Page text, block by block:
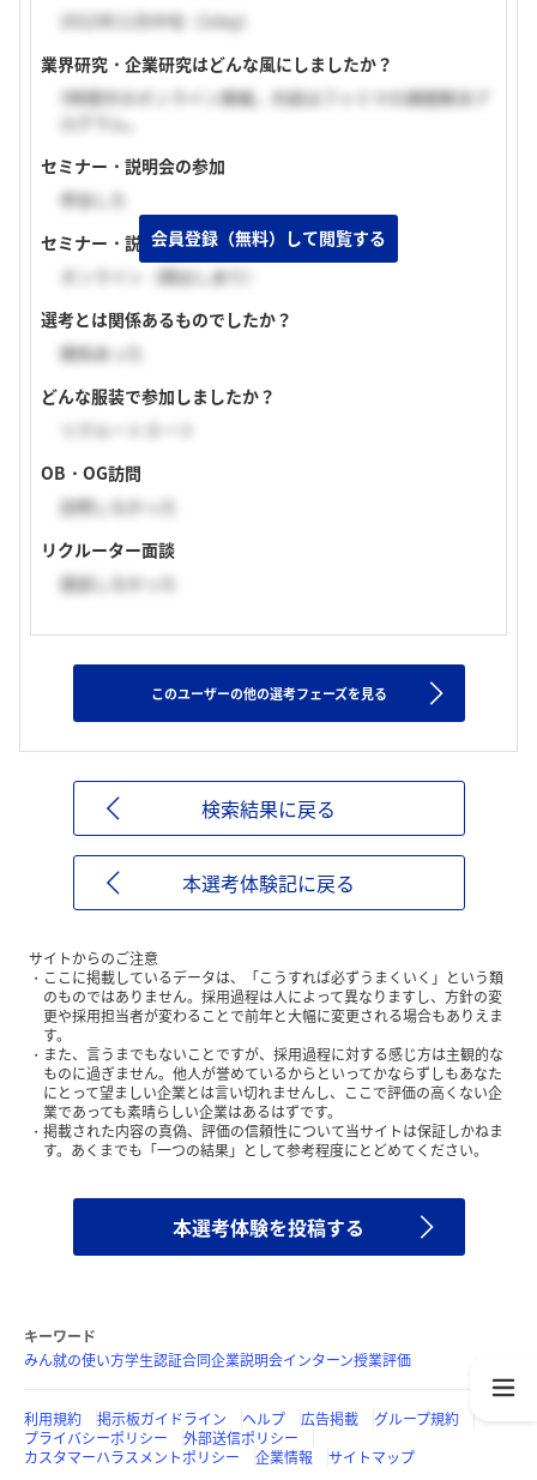
2022年11月中旬（1day）
業界研究・企業研究はどんな風にしましたか？
3時間半のオンライン開催。内容はファミマの課題解決プ
ログラム。
セミナー・説明会の参加
参加した
セミナー・説明会の実施形式
オンライン（顔出しあり）
選考とは関係あるものでしたか？
関係あった
どんな服装で参加しましたか？
リクルートスーツ
OB・OG訪問
訪問しなかった
リクルーター面談
面談しなかった
会員登録（無料）して閲覧する
このユーザーの他の選考フェーズを見る
検索結果に戻る
本選考体験記に戻る
サイトからのご注意
ここに掲載しているデータは、「こうすれば必ずうまくいく」という類
のものではありません。採用過程は人によって異なりますし、方針の変
更や採用担当者が変わることで前年と大幅に変更される場合もありえま
す。
また、言うまでもないことですが、採用過程に対する感じ方は主観的な
ものに過ぎません。他人が誉めているからといってかならずしもあなた
にとって望ましい企業とは言い切れませんし、ここで評価の高くない企
業であっても素晴らしい企業はあるはずです。
掲載された内容の真偽、評価の信頼性について当サイトは保証しかねま
す。あくまでも「一つの結果」として参考程度にとどめてください。
本選考体験を投稿する
キーワード
みん就の使い方学生認証合同企業説明会インターン授業評価
利用規約 掲示板ガイドライン ヘルプ 広告掲載
グループ規約
プライバシーポリシー
外部送信ポリシー
カスタマーハラスメントポリシー
企業情報 サイトマップ